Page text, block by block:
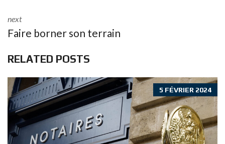
k
p
next
Faire borner son terrain
RELATED POSTS
5 FÉVRIER 2024